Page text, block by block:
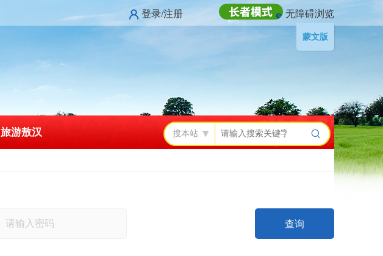
登录/注册 无障碍浏览
蒙文版
旅游敖汉 搜本站
查询